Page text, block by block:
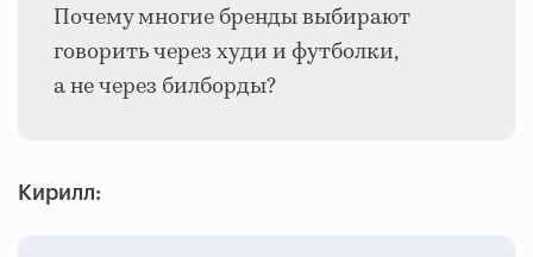
Почему многие бренды выбирают
говорить через худи и футболки,
а не через билборды?
Кирилл: